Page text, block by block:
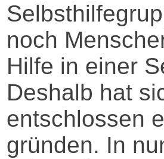
noch
Hilfe in einer
Deshalb hat
entschlossen
gründen. In